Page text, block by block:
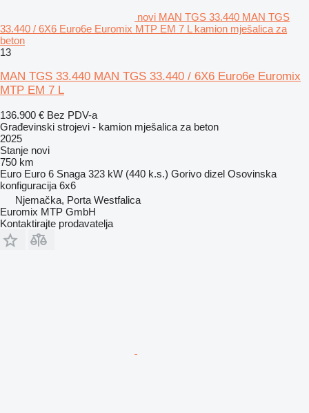
novi MAN TGS 33.440 MAN TGS
33.440 / 6X6 Euro6e Euromix MTP EM 7 L kamion mješalica za
beton
13
MAN TGS 33.440 MAN TGS 33.440 / 6X6 Euro6e Euromix
MTP EM 7 L
136.900 € Bez PDV-a
Građevinski strojevi - kamion mješalica za beton
2025
Stanje novi
750 km
Euro Euro 6 Snaga 323 kW (440 k.s.) Gorivo dizel Osovinska
konfiguracija 6x6
Njemačka, Porta Westfalica
Euromix MTP GmbH
Kontaktirajte prodavatelja